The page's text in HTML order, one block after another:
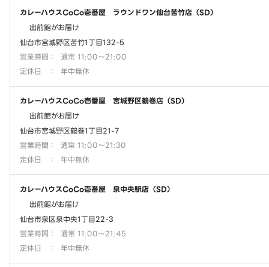
カレーハウスCoCo壱番屋 ラウンドワン仙台苦竹店（SD）
出前館がお届け
仙台市宮城野区苦竹1丁目132-5
営業時間 ：
通常 11:00～21:00
定休日
： 年中無休
カレーハウスCoCo壱番屋 宮城野区鶴巻店（SD）
出前館がお届け
仙台市宮城野区鶴巻1丁目21-7
営業時間 ：
通常 11:00～21:30
定休日
： 年中無休
カレーハウスCoCo壱番屋 泉中央駅店（SD）
出前館がお届け
仙台市泉区泉中央1丁目22-3
営業時間 ：
通常 11:00～21:45
定休日
： 年中無休